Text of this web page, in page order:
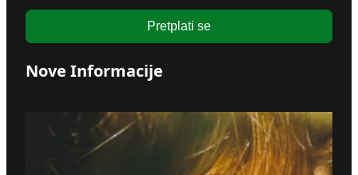
Pretplati se
Nove Informacije